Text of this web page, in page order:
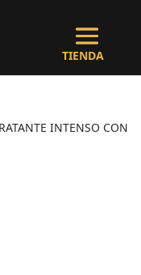
INTENSO CON